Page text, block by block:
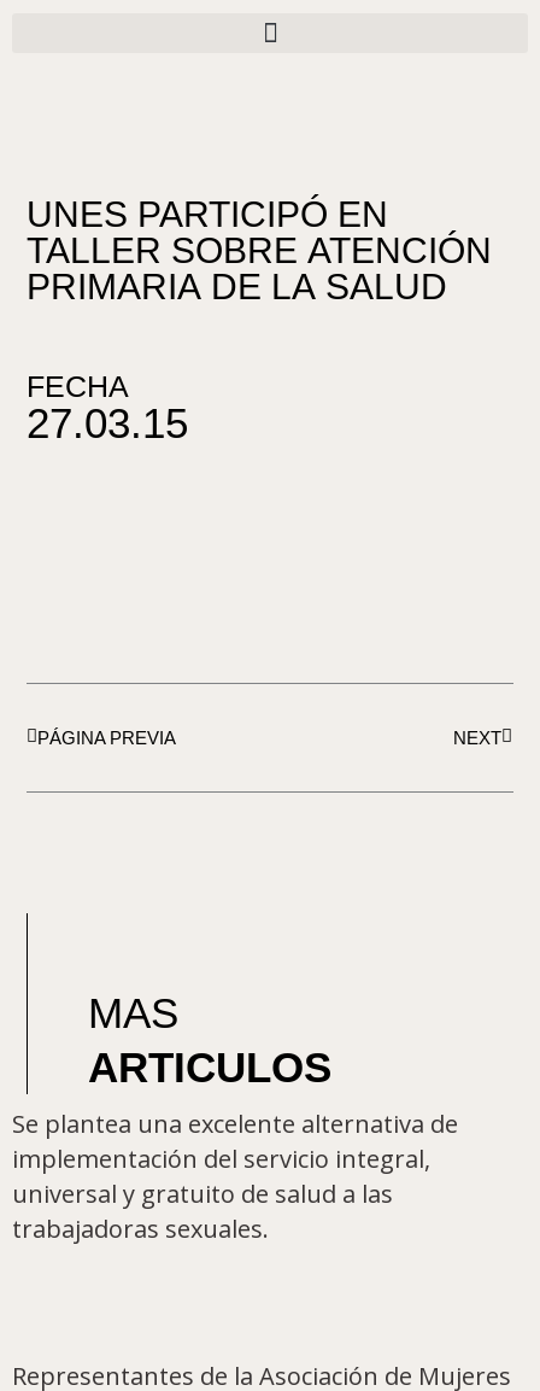
UNES PARTICIPÓ EN
TALLER SOBRE ATENCIÓN
PRIMARIA DE LA SALUD
FECHA
27.03.15
PÁGINA PREVIA NEXT
MAS
ARTICULOS
Se plantea una excelente alternativa de
implementación del servicio integral,
universal y gratuito de salud a las
trabajadoras sexuales.
Representantes de la Asociación de Mujeres